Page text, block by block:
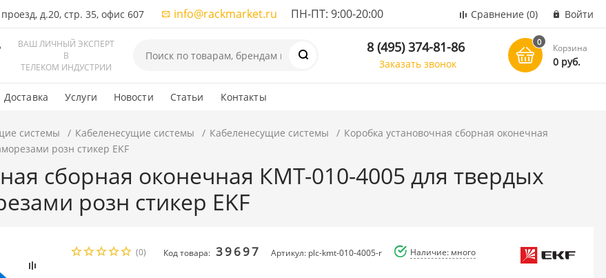
д.20, стр. 35, офис 607 info@rackmarket.ru ПН-ПТ: 9:00-20:00 Сравнение (0) Войти
ВАШ ЛИЧНЫЙ ЭКСПЕРТ
В
ТЕЛЕКОМ ИНДУСТРИИ
8 (495) 374-81-86
Заказать звонок
0
Корзина
0 руб.
Доставка Услуги Новости Статьи Контакты
системы Кабеленесущие системы Кабеленесущие системы
Коробка установочная сборная оконечная
розн стикер EKF
сборная оконечная КМТ-010-4005 для твердых
розн стикер EKF
(0) Код товара: 39697 Артикул: plc-kmt-010-4005-r Наличие: много